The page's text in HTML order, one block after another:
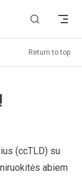
Return to top
(ccTLD) su
abiem